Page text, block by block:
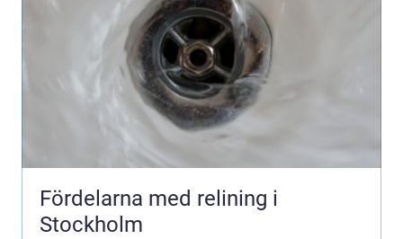
Fördelarna med relining i
Stockholm